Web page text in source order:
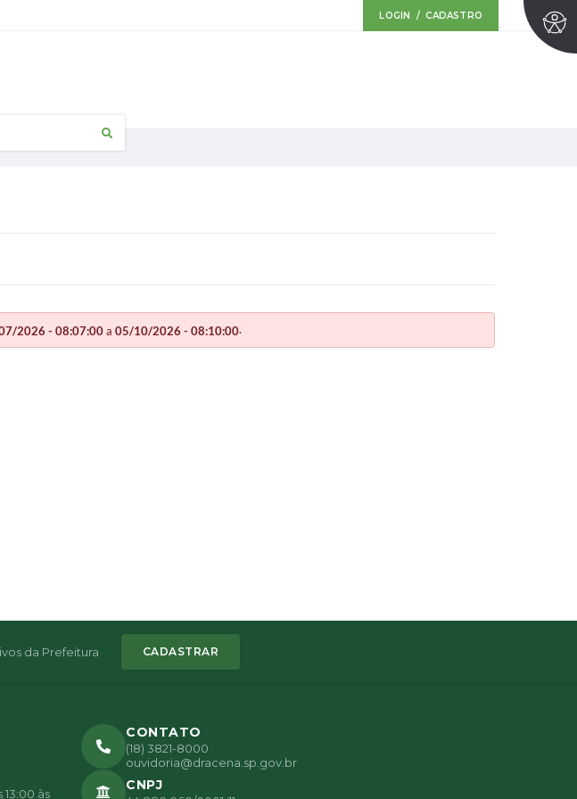
LOGIN / CADASTRO
2026 - 08:07:00a 05/10/2026 - 08:10:00.
da Prefeitura CADASTRAR
CONTATO
(18) 3821-8000
ouvidoria@dracena.sp.gov.br
às
CNPJ